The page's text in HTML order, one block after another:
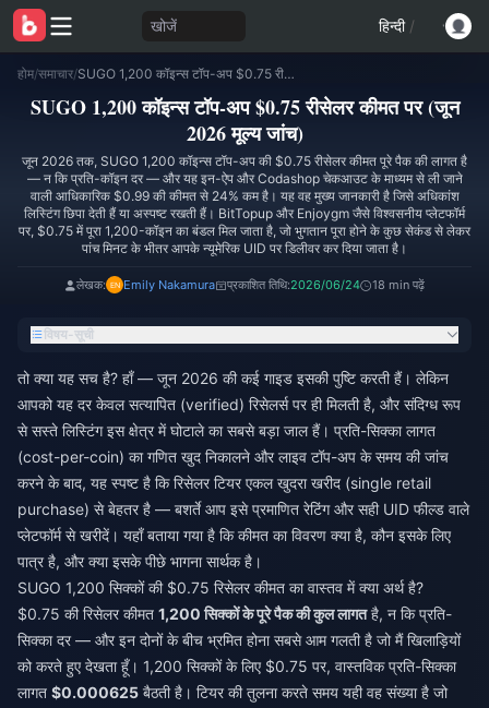
खोजें हिन्दी /
होम/समाचार/ SUGO 1,200 कॉइन्स टॉप-अप $0.75 रीसेलर कीमत पर (जून 2026 मूल्य जांच)
SUGO 1,200 कॉइन्स टॉप-अप $0.75 रीसेलर कीमत पर (जून
2026 मूल्य जांच)
जून 2026 तक, SUGO 1,200 कॉइन्स टॉप-अप की $0.75 रीसेलर कीमत पूरे पैक की लागत है
— न कि प्रति-कॉइन दर — और यह इन-ऐप और Codashop चेकआउट के माध्यम से ली जाने
वाली आधिकारिक $0.99 की कीमत से 24% कम है। यह वह मुख्य जानकारी है जिसे अधिकांश
लिस्टिंग छिपा देती हैं या अस्पष्ट रखती हैं। BitTopup और Enjoygm जैसे विश्वसनीय प्लेटफॉर्म
पर, $0.75 में पूरा 1,200-कॉइन का बंडल मिल जाता है, जो भुगतान पूरा होने के कुछ सेकंड से लेकर
पांच मिनट के भीतर आपके न्यूमेरिक UID पर डिलीवर कर दिया जाता है।
लेखक: Emily Nakamura प्रकाशित तिथि:2026/06/24 18 min पढ़ें
विषय-सूची
तो क्या यह सच है? हाँ — जून 2026 की कई गाइड इसकी पुष्टि करती हैं। लेकिन
आपको यह दर केवल सत्यापित (verified) रिसेलर्स पर ही मिलती है, और संदिग्ध रूप
से सस्ते लिस्टिंग इस क्षेत्र में घोटाले का सबसे बड़ा जाल हैं। प्रति-सिक्का लागत
(cost-per-coin) का गणित खुद निकालने और लाइव टॉप-अप के समय की जांच
करने के बाद, यह स्पष्ट है कि रिसेलर टियर एकल खुदरा खरीद (single retail
purchase) से बेहतर है — बशर्ते आप इसे प्रमाणित रेटिंग और सही UID फील्ड वाले
प्लेटफॉर्म से खरीदें। यहाँ बताया गया है कि कीमत का विवरण क्या है, कौन इसके लिए
पात्र है, और क्या इसके पीछे भागना सार्थक है।
SUGO 1,200 सिक्कों की $0.75 रिसेलर कीमत का वास्तव में क्या अर्थ है?
$0.75 की रिसेलर कीमत 1,200 सिक्कों के पूरे पैक की कुल लागतहै, न कि प्रति-
सिक्का दर — और इन दोनों के बीच भ्रमित होना सबसे आम गलती है जो मैं खिलाड़ियों
को करते हुए देखता हूँ। 1,200 सिक्कों के लिए $0.75 पर, वास्तविक प्रति-सिक्का
लागत $0.000625 बैठती है। टियर की तुलना करते समय यही वह संख्या है जो